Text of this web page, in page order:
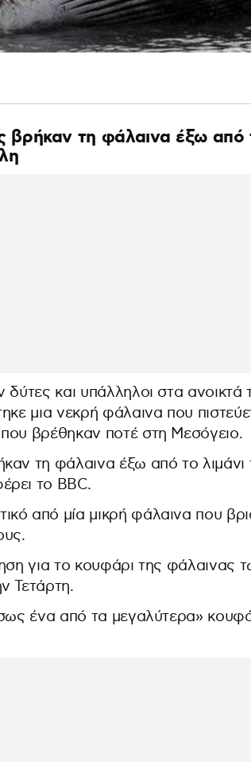
βρήκαν τη φάλαινα έξω από
δύτες και υπάλληλοι στα
μια νεκρή φάλαινα που
βρέθηκαν ποτέ στη Μεσόγειο.
τη φάλαινα έξω από το
το BBC.
από μία μικρή φάλαινα που
για το κουφάρι της φάλαινας
Τετάρτη.
ένα από τα μεγαλύτερα»